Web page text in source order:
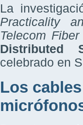
La
Practicality
Telecom
Distributed
celebrado en
Los